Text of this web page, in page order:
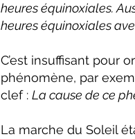
heures équinoxiales.
heures équinoxiales
C’est insuffisant pour
phénomène, par
clef : La cause de ce
La marche du Soleil